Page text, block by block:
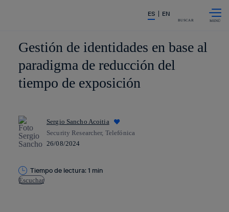
La acción en accionistas e
ES EN
BUSCAR
Gestión de identidades en base al
paradigma de reducción del
tiempo de exposición
Sergio Sancho Acoitia
Security Researcher, Telefónica
26/08/2024
Tiempo de lectura: 1 min
Escuchar